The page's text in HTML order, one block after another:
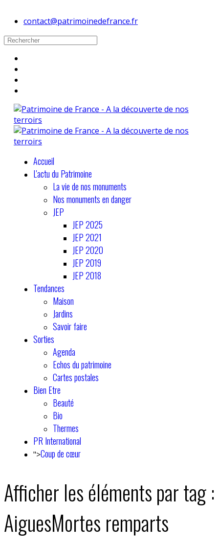
contact@patrimoinedefrance.fr
Accueil
L'actu du Patrimoine
La vie de nos monuments
Nos monuments en danger
JEP
JEP 2025
JEP 2021
JEP 2020
JEP 2019
JEP 2018
Tendances
Maison
Jardins
Savoir faire
Sorties
Agenda
Echos du patrimoine
Cartes postales
Bien Etre
Beauté
Bio
Thermes
PR International
">Coup de cœur
Afficher les éléments par tag :
AiguesMortes remparts